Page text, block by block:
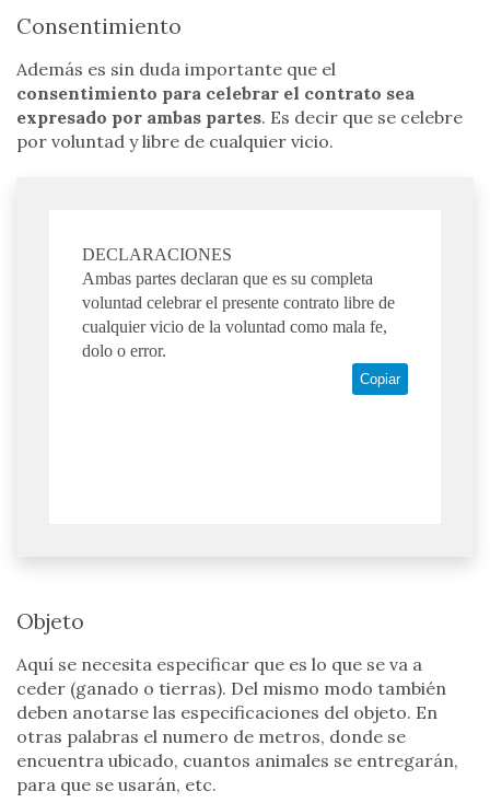
Consentimiento
Además es sin duda importante que el
consentimiento para celebrar el contrato sea
expresado por ambas partes. Es decir que se celebre
por voluntad y libre de cualquier vicio.
DECLARACIONES
Ambas partes declaran que es su completa
voluntad celebrar el presente contrato libre de
cualquier vicio de la voluntad como mala fe,
dolo o error.
Copiar
Objeto
Aquí se necesita especificar que es lo que se va a
ceder (ganado o tierras). Del mismo modo también
deben anotarse las especificaciones del objeto. En
otras palabras el numero de metros, donde se
encuentra ubicado, cuantos animales se entregarán,
para que se usarán, etc.